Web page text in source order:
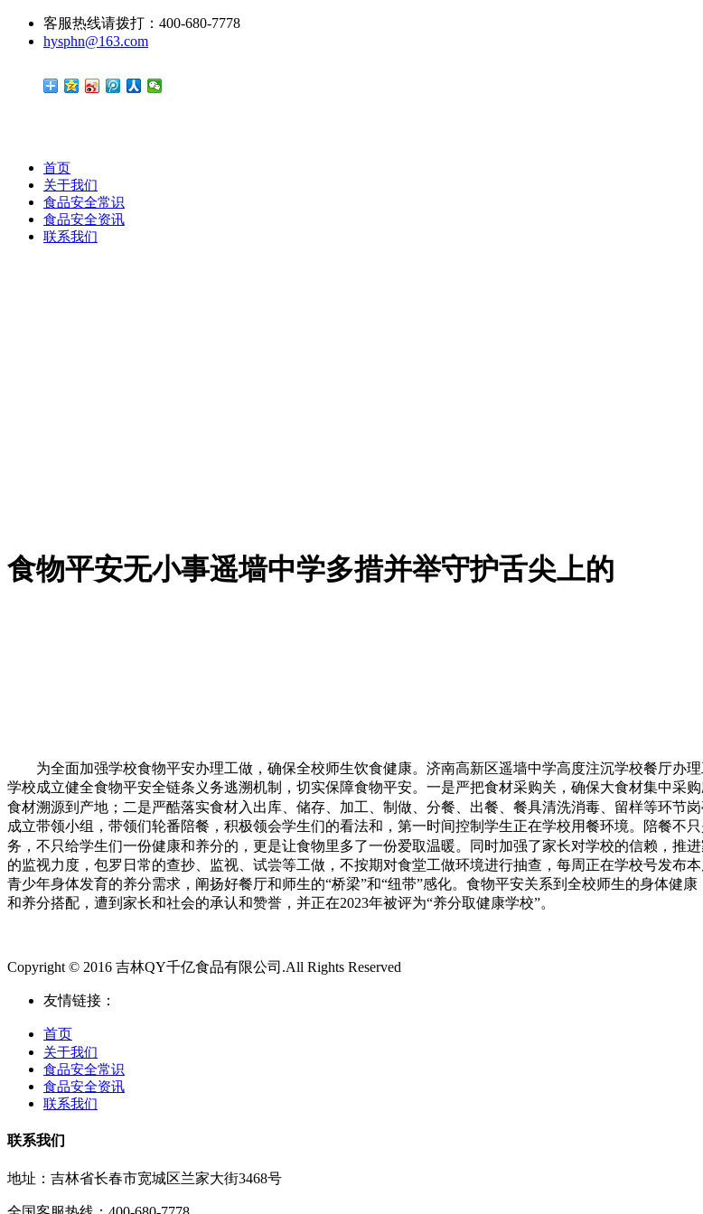
客服热线请拨打：400-680-7778
hysphn@163.com
首页
关于我们
食品安全常识
食品安全资讯
联系我们
食物平安无小事遥墙中学多措并举守护舌尖上的
为全面加强学校食物平安办理工做，确保全校师生饮食健康。济南高新区遥墙中学高度注沉学校餐厅办理
学校成立健全食物平安全链条义务逃溯机制，切实保障食物平安。一是严把食材采购关，确保大食材集中采
食材溯源到产地；二是严酷落实食材入出库、储存、加工、制做、分餐、出餐、餐具清洗消毒、留样等环节
成立带领小组，带领们轮番陪餐，积极领会学生们的看法和，第一时间控制学生正在学校用餐环境。陪餐不
务，不只给学生们一份健康和养分的，更是让食物里多了一份爱取温暖。同时加强了家长对学校的信赖，推进
的监视力度，包罗日常的查抄、监视、试尝等工做，不按期对食堂工做环境进行抽查，每周正在学校号发布
青少年身体发育的养分需求，阐扬好餐厅和师生的“桥梁”和“纽带”感化。食物平安关系到全校师生的身体健
和养分搭配，遭到家长和社会的承认和赞誉，并正在2023年被评为“养分取健康学校”。
Copyright © 2016 吉林QY千亿食品有限公司.All Rights Reserved
友情链接：
首页
关于我们
食品安全常识
食品安全资讯
联系我们
联系我们
地址：吉林省长春市宽城区兰家大街3468号